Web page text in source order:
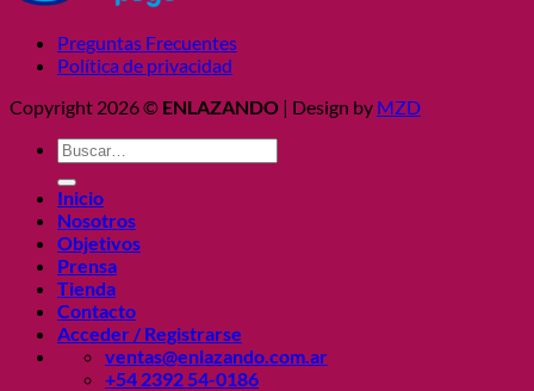
Preguntas Frecuentes
Política de privacidad
Copyright 2026 © ENLAZANDO | Design by MZD
Buscar
por:
Inicio
Nosotros
Objetivos
Prensa
Tienda
Contacto
Acceder / Registrarse
ventas@enlazando.com.ar
+54 2392 54-0186